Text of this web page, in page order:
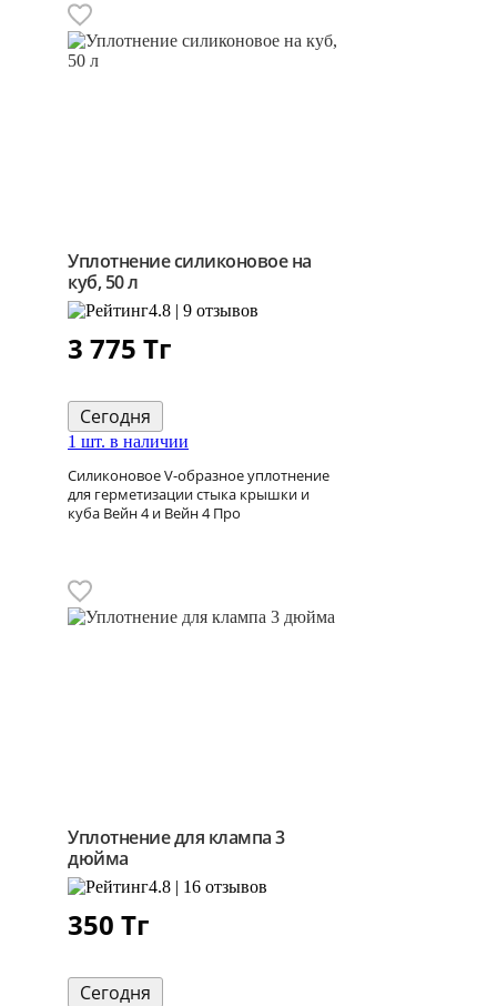
Уплотнение силиконовое на
куб, 50 л
4.8 | 9 отзывов
3 775 Тг
Сегодня
1 шт. в наличии
Силиконовое V-образное уплотнение
для герметизации стыка крышки и
куба Вейн 4 и Вейн 4 Про
Уплотнение для клампа 3
дюйма
4.8 | 16 отзывов
350 Тг
Сегодня